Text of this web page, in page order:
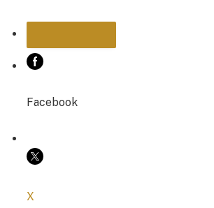
COPIER LE LIEN
Facebook
X